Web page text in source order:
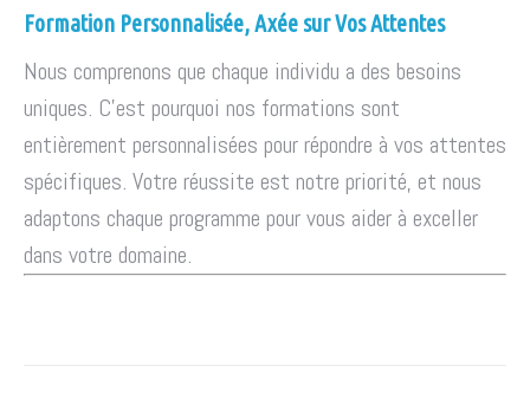
Formation Personnalisée, Axée sur Vos Attentes
Nous comprenons que chaque individu a des besoins
uniques. C'est pourquoi nos formations sont
entièrement personnalisées pour répondre à vos attentes
spécifiques. Votre réussite est notre priorité, et nous
adaptons chaque programme pour vous aider à exceller
dans votre domaine.